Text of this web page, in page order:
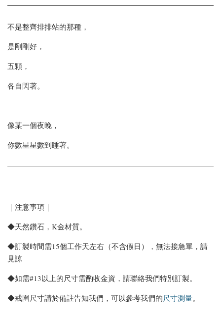
不是整齊排排站的那種，
是剛剛好，
五顆，
各自閃著。
像某一個夜晚，
你數星星數到睡著。
｜注意事項｜
◆天然鑽石，K金材質。
◆訂製時間需15個工作天左右（不含假日），無法接急單，請
見諒
◆如需#13以上的尺寸需酌收金資，請聯絡我們特別訂製。
◆戒圍尺寸請於備註告知我們，可以參考我們的尺寸測量。